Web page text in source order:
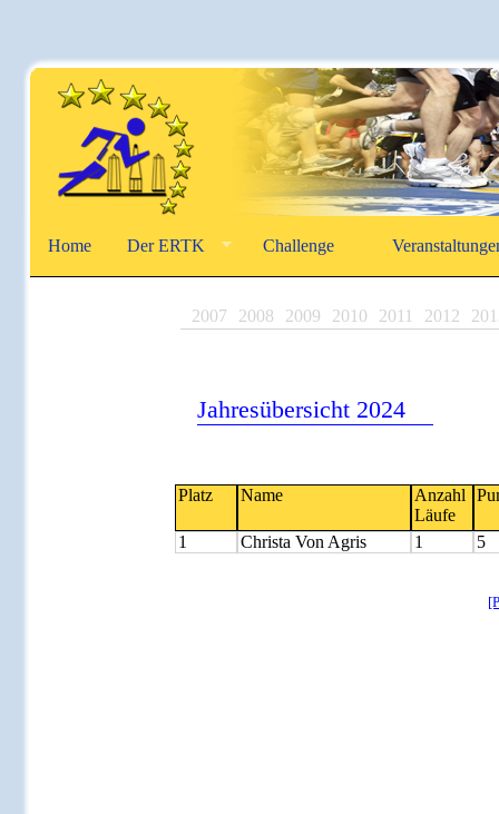
Home Der ERTK Challenge
2007 2008 2009 2010 2011 2012
Jahresübersicht 2024
Platz Name
Anzahl
Läufe
1 Christa Von Agris 1 5